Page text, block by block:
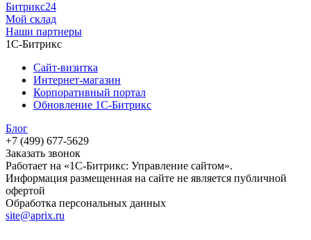
Битрикс24
Мой склад
Наши партнеры
1С-Битрикс
Сайт-визитка
Интернет-магазин
Корпоративный портал
Обновление 1С-Битрикс
Блог
+7 (499) 677-5629
Заказать звонок
Работает на «1С-Битрикс: Управление сайтом».
Информация размещенная на сайте не является публичной
офертой
Обработка персональных данных
site@aprix.ru